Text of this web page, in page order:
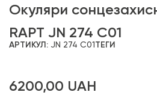
Окуляри
RAPT JN 274 C01
АРТИКУЛ: JN 274 C01ТЕГИ
6200,00 UAH